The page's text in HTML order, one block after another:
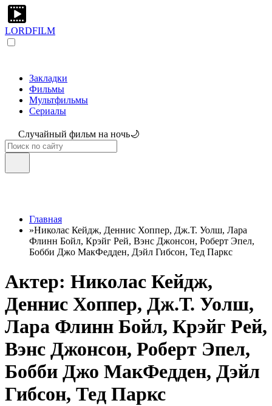
LORDFILM
Закладки
Фильмы
Мультфильмы
Сериалы
Случайный фильм на ночь🌙
Главная
»Николас Кейдж, Деннис Хоппер, Дж.Т. Уолш, Лара
Флинн Бойл, Крэйг Рей, Вэнс Джонсон, Роберт Эпел,
Бобби Джо МакФедден, Дэйл Гибсон, Тед Паркс
Актер: Николас Кейдж,
Деннис Хоппер, Дж.Т. Уолш,
Лара Флинн Бойл, Крэйг Рей,
Вэнс Джонсон, Роберт Эпел,
Бобби Джо МакФедден, Дэйл
Гибсон, Тед Паркс